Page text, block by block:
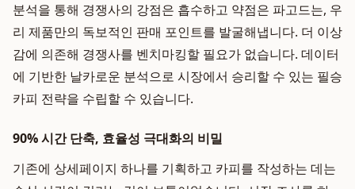
분석을 통해 경쟁사의 강점은 흡수하고 약점은 파고드는, 우
리 제품만의 독보적인 판매 포인트를 발굴해냅니다. 더 이상
감에 의존해 경쟁사를 벤치마킹할 필요가 없습니다. 데이터
에 기반한 날카로운 분석으로 시장에서 승리할 수 있는 필승
카피 전략을 수립할 수 있습니다.
90% 시간 단축, 효율성 극대화의 비밀
기존에 상세페이지 하나를 기획하고 카피를 작성하는 데는